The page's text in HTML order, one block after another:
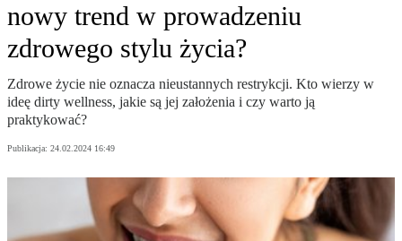
nowy trend w prowadzeniu
zdrowego stylu życia?
Zdrowe życie nie oznacza nieustannych restrykcji. Kto wierzy w
ideę dirty wellness, jakie są jej założenia i czy warto ją
praktykować?
Publikacja: 24.02.2024 16:49